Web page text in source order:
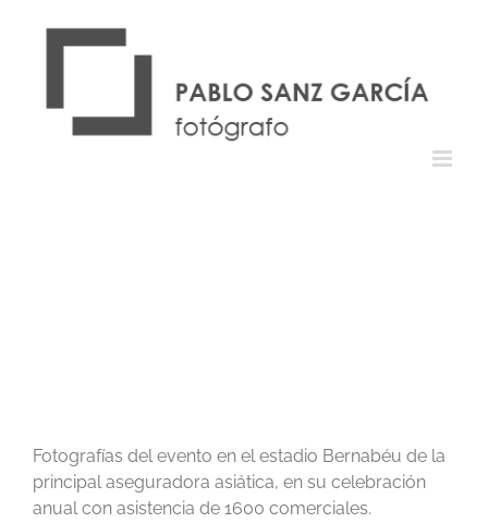
Fotografías del evento en el estadio Bernabéu de la
principal aseguradora asiática, en su celebración
anual con asistencia de 1600 comerciales.